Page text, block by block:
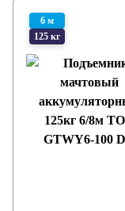
6 м
125 кг